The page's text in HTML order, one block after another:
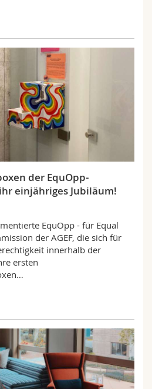
der EquOpp-
einjähriges Jubiläum!
EquOpp - für Equal
der AGEF, die sich für
innerhalb der
ersten